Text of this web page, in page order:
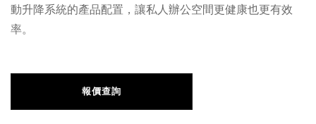
動升降系統的產品配置，讓私人辦公空間更健康也更有效
率。
報價查詢